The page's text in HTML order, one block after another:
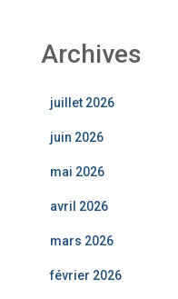
Archives
juillet 2026
juin 2026
mai 2026
avril 2026
mars 2026
février 2026